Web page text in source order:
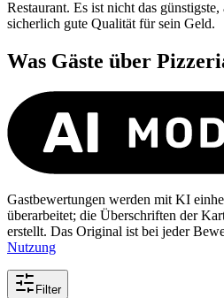
Restaurant. Es ist nicht das
sicherlich gute Qualität für sein Geld.
Was Gäste über
Gastbewertungen werden mit KI
überarbeitet; die Überschriften der
erstellt. Das Original ist bei jeder
Nutzung
Filter